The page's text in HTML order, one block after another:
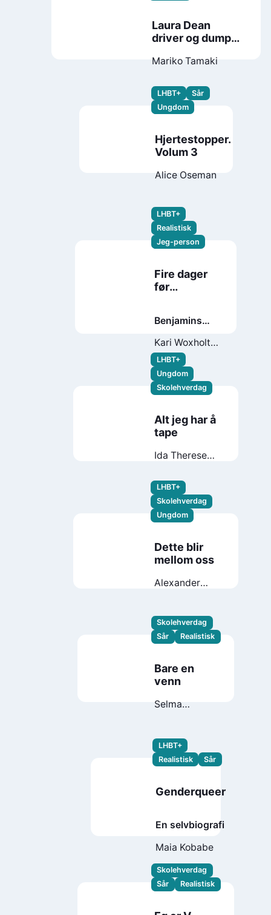
Laura Dean
driver og dumper
Mariko Tamaki
LHBT+
Sår
Ungdom
Hjertestopper.
Volum 3
Alice Oseman
LHBT+
Realistisk
Jeg-person
Fire dager
før
Benjamins
Kari Woxholt
Sverdrup
LHBT+
Ungdom
Skolehverdag
Alt jeg har å
tape
Ida Therese
LHBT+
Skolehverdag
Ungdom
Dette blir
mellom oss
Alexander
Skolehverdag
Sår
Realistisk
Bare en
venn
Selma
LHBT+
Realistisk
Sår
Genderqueer
En selvbiografi
Maia Kobabe
Skolehverdag
Sår
Realistisk